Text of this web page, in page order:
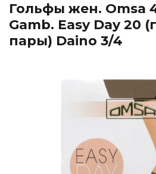
Гольфы жен. Omsa
Gamb. Easy Day 20
пары) Daino 3/4